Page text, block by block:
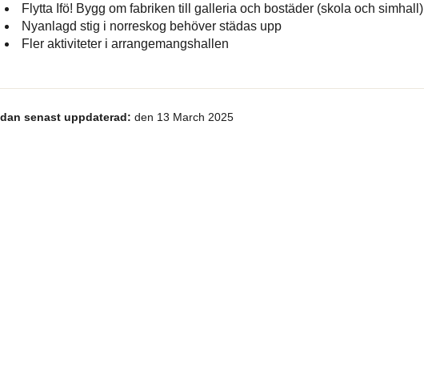
Flytta Ifö! Bygg om fabriken till galleria och bostäder (skola och simhall)
Nyanlagd stig i norreskog behöver städas upp
Fler aktiviteter i arrangemangshallen
senast uppdaterad: den 13 March 2025